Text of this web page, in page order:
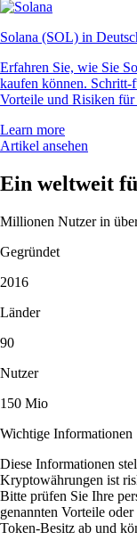
Solana (SOL) in
Erfahren Sie, wie Sie
kaufen können.
Vorteile und Risiken für
Learn more
Artikel ansehen
Ein weltweit
Millionen Nutzer in
Gegründet
2016
Länder
90
Nutzer
150 Mio
Wichtige Informationen
Diese Informationen
Kryptowährungen ist
Bitte prüfen Sie Ihre
genannten Vorteile
Token-Besitz ab und